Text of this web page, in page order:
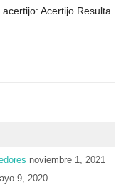
Acertijo Resulta
noviembre 1, 2021
9, 2020